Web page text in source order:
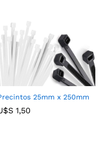
25mm x 250mm
1,50
1,50